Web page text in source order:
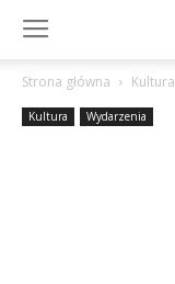
Strona główna Kultura
Kultura Wydarzenia